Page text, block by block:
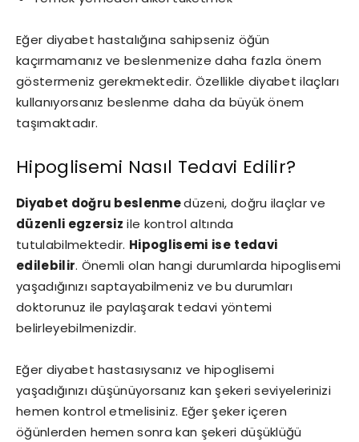
Eğer diyabet hastalığına sahipseniz öğün
kaçırmamanız ve beslenmenize daha fazla önem
göstermeniz gerekmektedir. Özellikle diyabet ilaçları
kullanıyorsanız beslenme daha da büyük önem
taşımaktadır.
Hipoglisemi Nasıl Tedavi Edilir?
Diyabet doğru beslenmedüzeni, doğru ilaçlar ve
düzenli egzersiz ile kontrol altında
tutulabilmektedir. Hipoglisemi ise tedavi
edilebilir. Önemli olan hangi durumlarda hipoglisemi
yaşadığınızı saptayabilmeniz ve bu durumları
doktorunuz ile paylaşarak tedavi yöntemi
belirleyebilmenizdir.
Eğer diyabet hastasıysanız ve hipoglisemi
yaşadığınızı düşünüyorsanız kan şekeri seviyelerinizi
hemen kontrol etmelisiniz. Eğer şeker içeren
öğünlerden hemen sonra kan şekeri düşüklüğü